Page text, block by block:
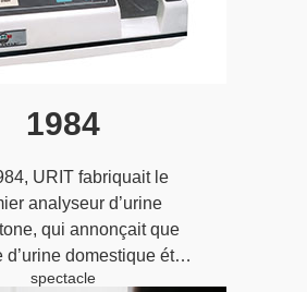
1984
URIT fabriquait le
analyseur d’urine
qui annonçait que
d’urine domestique était
dans une ère
spectacle